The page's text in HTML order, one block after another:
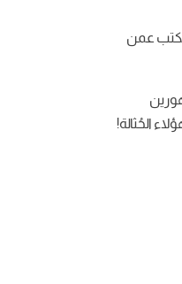
نكتب عمن
الحُثالة!